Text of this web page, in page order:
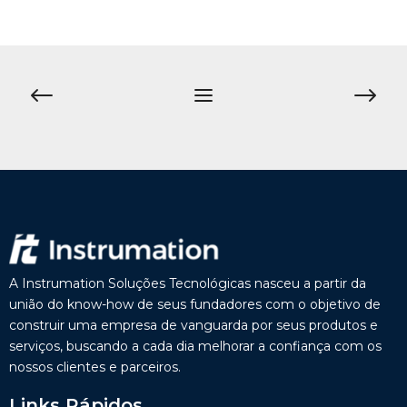
A Instrumation Soluções Tecnológicas nasceu a partir da
união do know-how de seus fundadores com o objetivo de
construir uma empresa de vanguarda por seus produtos e
serviços, buscando a cada dia melhorar a confiança com os
nossos clientes e parceiros.